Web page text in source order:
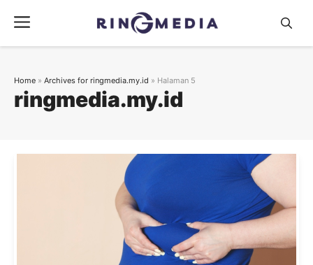
isi
Menu
ringmedia.my.id
Home » Archives for ringmedia.my.id » Halaman 5